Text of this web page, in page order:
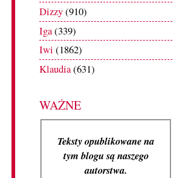
Dizzy(910)
Iga(339)
Iwi (1862)
Klaudia(631)
WAŻNE
Teksty opublikowane na
tym blogu są naszego
autorstwa.